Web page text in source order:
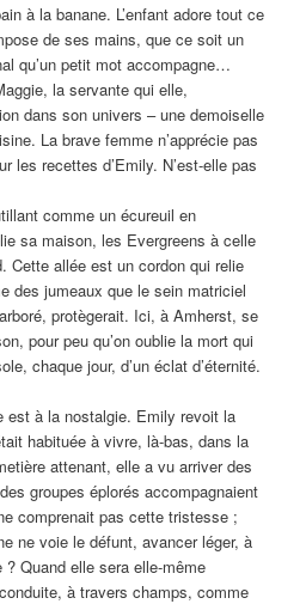
à la banane. L’enfant adore tout ce
de ses mains, que ce soit un
qu’un petit mot accompagne…
la servante qui elle,
dans son univers – une demoiselle
La brave femme n’apprécie pas
les recettes d’Emily. N’est-elle pas
comme un écureuil en
sa maison, les Evergreens à celle
Cette allée est un cordon qui relie
des jumeaux que le sein matriciel
protègerait. Ici, à Amherst, se
pour peu qu’on oublie la mort qui
chaque jour, d’un éclat d’éternité.
est à la nostalgie. Emily revoit la
habituée à vivre, là-bas, dans la
attenant, elle a vu arriver des
groupes éplorés accompagnaient
comprenait pas cette tristesse ;
ne voie le défunt, avancer léger, à
Quand elle sera elle-même
à travers champs, comme